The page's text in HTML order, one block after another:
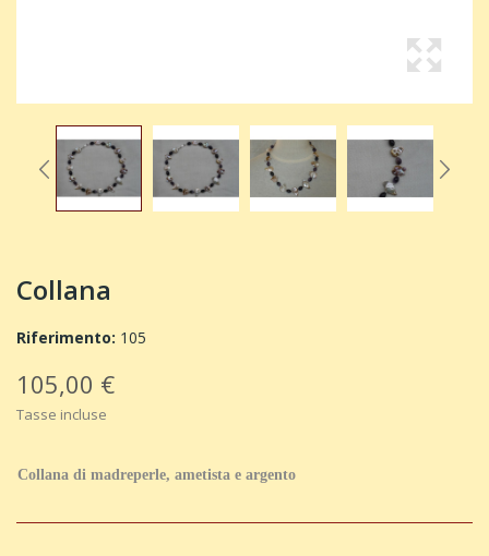
Collana
Riferimento: 105
105,00 €
Tasse incluse
Collana di madreperle, ametista e argento